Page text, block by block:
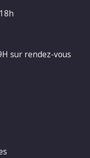
sur rendez-vous